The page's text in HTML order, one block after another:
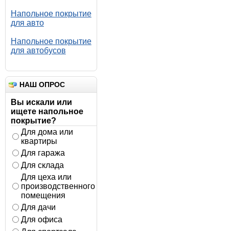
Напольное покрытие
для авто
Напольное покрытие
для автобусов
НАШ ОПРОС
Вы искали или
ищете напольное
покрытие?
Для дома или
квартиры
Для гаража
Для склада
Для цеха или
производственного
помещения
Для дачи
Для офиса